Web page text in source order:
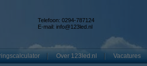
Telefoon: 0294-787124
E-mail: info@123led.nl
Over 123led.nl Vacatures